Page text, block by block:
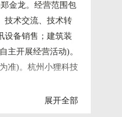
金龙。经营范围包
技术交流、技术转
设备销售；建筑装
主开展经营活动)。
准)。杭州小狸科技
展开全部